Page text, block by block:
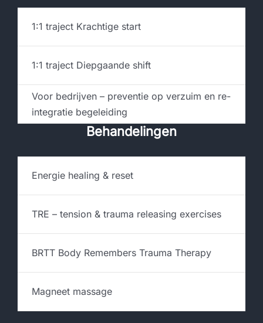
1:1 traject Krachtige start
1:1 traject Diepgaande shift
Voor bedrijven – preventie op verzuim en re-
integratie begeleiding
Behandelingen
Energie healing & reset
TRE – tension & trauma releasing exercises
BRTT Body Remembers Trauma Therapy
Magneet massage